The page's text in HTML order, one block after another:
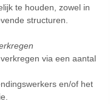
te houden, zowel in
structuren.
via een aantal
en/of het